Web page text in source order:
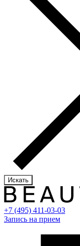
Искать
+7 (495) 411-03-03
Запись на прием